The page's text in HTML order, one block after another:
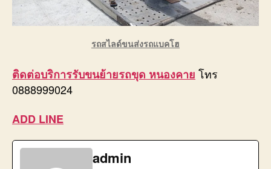
รถสไลด์ขนส่งรถแบคโฮ
ติดต่อบริการรับขนย้ายรถขุด หนองคาย โทร
0888999024
ADD LINE
admin